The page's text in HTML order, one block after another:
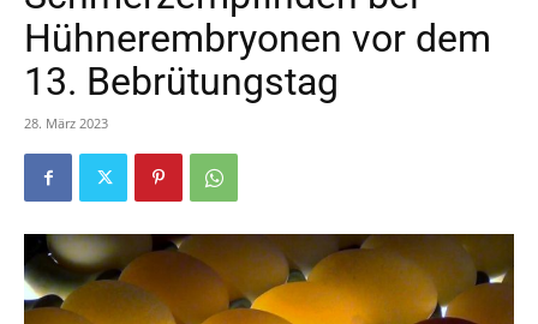
Hühnerembryonen vor dem
13. Bebrütungstag
28. März 2023